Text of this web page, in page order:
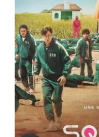
FR - W9 FHD ◉
FR - RTS UN
FR - RTS DEUX
FR - AB1 FHD
FR - AB3 FHD
FR - TV BREIZH
FR - TF1